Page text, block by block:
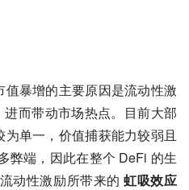
暴增的主要原因是流动性激
而带动市场热点。目前大部
单一，价值捕获能力较弱且
弊端，因此在整个 DeFi 的生
动性激励所带来的 虹吸效应